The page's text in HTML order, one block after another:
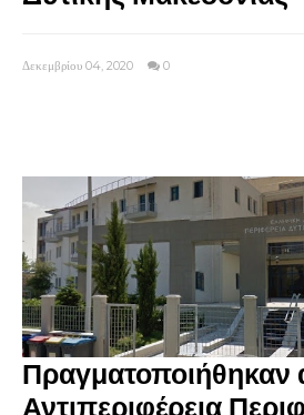
Δεκεμβρίου 04, 2020 0
Πραγματοποιήθηκαν
Αντιπεριφέρεια